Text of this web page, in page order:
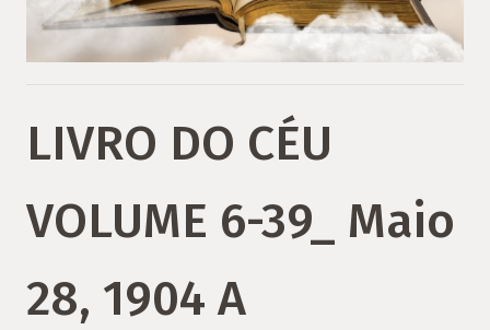
LIVRO DO CÉU
VOLUME 6-39_ Maio
28, 1904 A